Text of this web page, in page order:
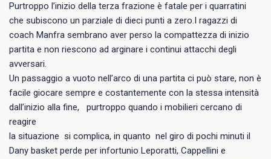
Purtroppo l’inizio della terza frazione è fatale per i quarratini
che subiscono un parziale di dieci punti a zero.I ragazzi di
coach Manfra sembrano aver perso la compattezza di inizio
partita e non riescono ad arginare i continui attacchi degli
avversari.
Un passaggio a vuoto nell’arco di una partita ci può stare, non è
facile giocare sempre e costantemente con la stessa intensità
dall’inizio alla fine, purtroppo quando i mobilieri cercano di
reagire
la situazione si complica, in quanto nel giro di pochi minuti il
Dany basket perde per infortunio Leporatti, Cappellini e